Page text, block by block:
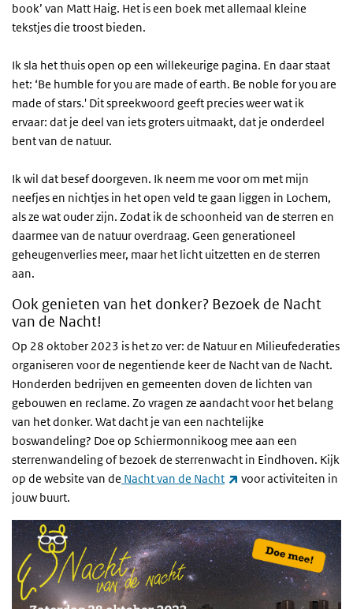
book’ van Matt Haig. Het is een boek met allemaal kleine
tekstjes die troost bieden.
Ik sla het thuis open op een willekeurige pagina. En daar staat
het: ‘Be humble for you are made of earth. Be noble for you are
made of stars.' Dit spreekwoord geeft precies weer wat ik
ervaar: dat je deel van iets groters uitmaakt, dat je onderdeel
bent van de natuur.
Ik wil dat besef doorgeven. Ik neem me voor om met mijn
neefjes en nichtjes in het open veld te gaan liggen in Lochem,
als ze wat ouder zijn. Zodat ik de schoonheid van de sterren en
daarmee van de natuur overdraag. Geen generationeel
geheugenverlies meer, maar het licht uitzetten en de sterren
aan.
Ook genieten van het donker? Bezoek de Nacht
van de Nacht!
Op 28 oktober 2023 is het zo ver: de Natuur en Milieufederaties
organiseren voor de negentiende keer de Nacht van de Nacht.
Honderden bedrijven en gemeenten doven de lichten van
gebouwen en reclame. Zo vragen ze aandacht voor het belang
van het donker. Wat dacht je van een nachtelijke
boswandeling? Doe op Schiermonnikoog mee aan een
sterrenwandeling of bezoek de sterrenwacht in Eindhoven. Kijk
op de website van de Nacht van de Nacht (externe link)
voor activiteiten in
jouw buurt.